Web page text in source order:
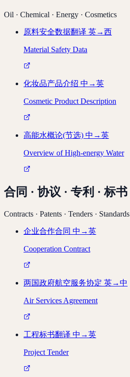
Oil · Chemical · Energy · Cosmetics
原料安全数据翻译 英→西
Material Safety Data
化妆品产品介绍 中→英
Cosmetic Product Description
高能水概论(节选) 中→英
Overview of High-energy Water
合同 · 协议 · 专利 · 标书
Contracts · Patents · Tenders · Standards
企业合作合同 中→英
Cooperation Contract
两国政府航空服务协定 英→中
Air Services Agreement
工程标书翻译 中→英
Project Tender